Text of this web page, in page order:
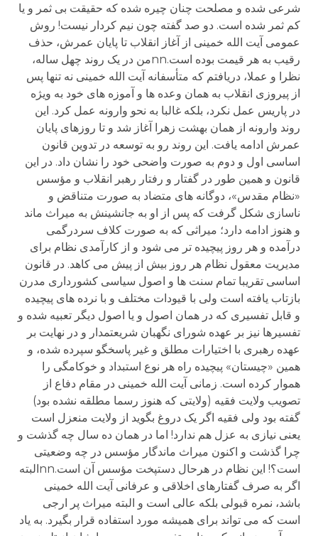
شرعی شده و مصلحت چنان چیره شده که حقیقت بی ثمر و یا
کم ثمر شده است. دو صد گفته چون نیم کردار نیست! روش
عمومی آیت الله خمینی از آغاز انقلاب تا پایان عمرش، حذف
رقیب به هر قیمت بوده است.nnمن در یک روند چهل ساله،
نظرا و عملا، دریافتم که متأسفانه آیت الله خمینی نه تنها پس
از پیروزی انقلاب به همان وعده ها و آموزه های خود به ویژه
در پاریس عمل نکرد، بلکه غالبا به نحو وارونه عمل کرد. این
روند وارونه از همان بهشت زهرا آغاز شد و تا روزهای پایان
عمرش ادامه یافت. این روند رو به توسعه در تدوین قانون
اساسی اول و دوم به صورت واضحی خود را نشان داد. در این
قانون و همین طور در گفتار و رفتار رهبر انقلاب و مؤسس
«نظام مقدس»، دوگانه های متضاد به صورت متناقض و
ناسازی شکل گرفت که پس از او به جانشینش به میراث ماند
و هنوز ادامه دارد؛ میراثی که به صورت کلاف سردرگمی
درآمده و هر روز پیچیده تر می شود و از کارآمدی نظام برای
مدیریت معقول نظام هر روز بیش از پیش می کاهد. در قانون
اساسی تقریبا تمام سنت ها و اصول سیاسی کشورداری مدرن
بازتاب یافته است ولی با قیودات مختلف و با نرده های پیچیده
و قابل تفسیری که در همان اصول و یا اصول دیگر تعبیه شده و
تفسیرها نیز بر عهده شورای نگهبان شریعتمدار و در نهایت بر
عهده رهبری با اختیارات مطلق و غیر پاسخگو سپرده شده، و
همین «چیستان» پیچیده راه هر نوع استبداد و خوکامگی را
هموار کرده است. زمانی آیت الله خمینی در مقام دفاع از
تصویب ولایت فقیه (ولایتی که هنوز رسما مطلقه نشده بود)
گفته بود ولی فقیه اگر یک دروغ بگوید از ولایت منعزل است
یعنی نیازی به عزل هم ندارد! اما در همان ده سال چه گذشت و
چرا گذشت و اکنون میراث ماندگار مؤسس در چه وضعیتی
است؟! این نظام در هرحال دستپخت مؤسس آن است.nnالبته
اگر به صرف گفتارهای اخلاقی و عرفانی آیت الله خمینی
باشد، نمره قبولی بلکه عالی است و البته میراث پر ارجی
است که می تواند برای همیشه مورد استفاده قرار بگیرد. به یاد